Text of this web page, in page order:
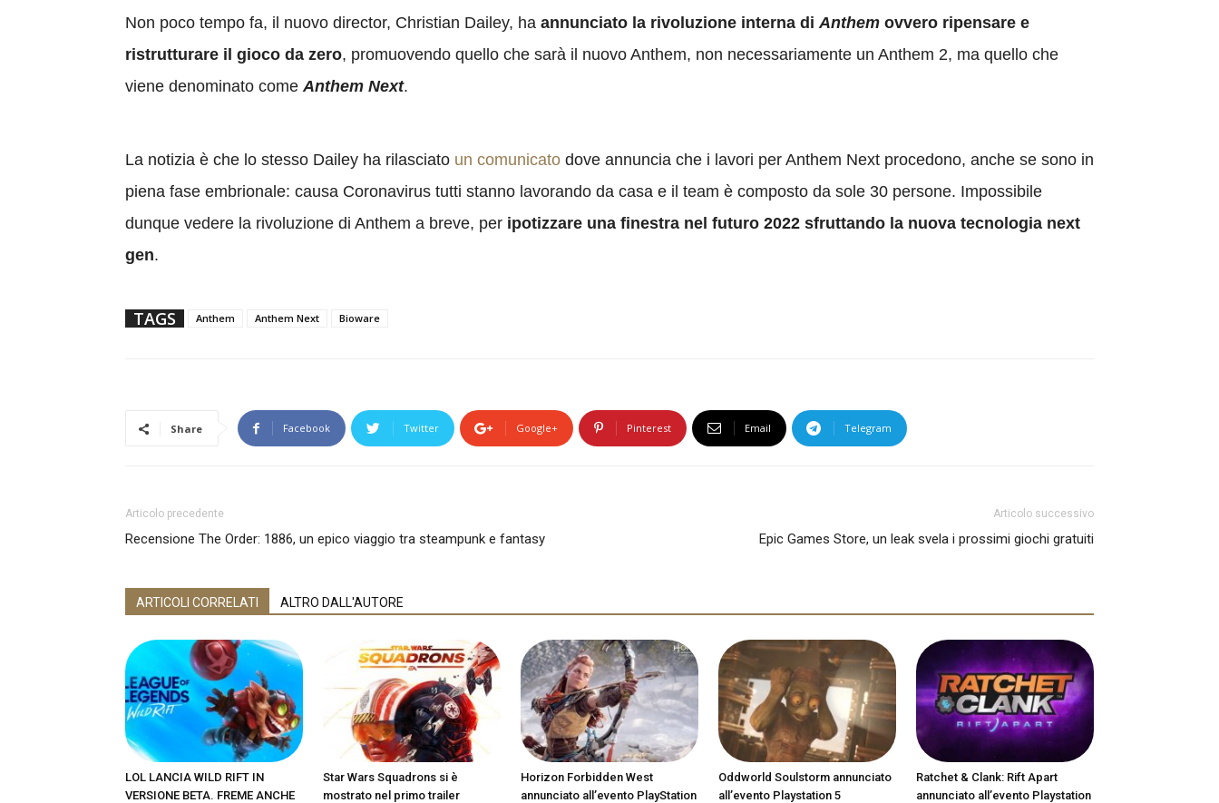
Non poco tempo fa, il nuovo director, Christian Dailey, ha annunciato la rivoluzione interna diAnthem ovvero ripensare e
ristrutturare il gioco da zero, promuovendo quello che sarà il nuovo Anthem, non necessariamente un Anthem 2, ma quello che
viene denominato comeAnthem Next.
La notizia è che lo stesso Dailey ha rilasciato un comunicato dove annuncia che i lavori per Anthem Next procedono, anche se sono in
piena fase embrionale: causa Coronavirus tutti stanno lavorando da casa e il team è composto da sole 30 persone. Impossibile
dunque vedere la rivoluzione di Anthem a breve, per ipotizzare una finestra nel futuro 2022 sfruttando la nuova tecnologia next
gen.
TAGS Anthem Anthem Next Bioware
Share Facebook Twitter Google+ Pinterest Email Telegram
Articolo precedente
Recensione The Order: 1886, un epico viaggio tra steampunk e fantasy
Articolo successivo
Epic Games Store, un leak svela i prossimi giochi gratuiti
ARTICOLI CORRELATI ALTRO DALL'AUTORE
LOL LANCIA WILD RIFT IN
VERSIONE BETA. FREME ANCHE
Star Wars Squadrons si è
mostrato nel primo trailer
Horizon Forbidden West
annunciato all’evento PlayStation
Oddworld Soulstorm annunciato
all’evento Playstation 5
Ratchet & Clank: Rift Apart
annunciato all’evento Playstation